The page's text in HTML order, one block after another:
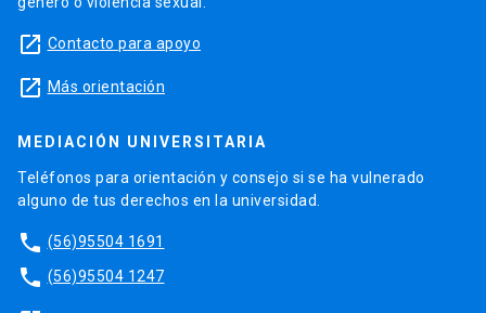
launch Contacto para apoyo
launch Más orientación
MEDIACIÓN UNIVERSITARIA
Teléfonos para orientación y consejo si se ha vulnerado
alguno de tus derechos en la universidad.
phone (56)95504 1691
phone (56)95504 1247